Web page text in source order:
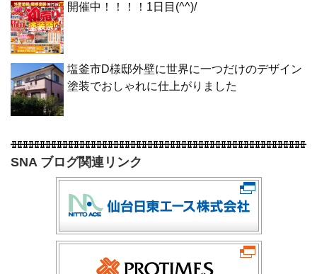
開催中！！！！1日目(^^)/
塩釜市D様邸外壁に世界に一つだけのデザイン
塗装でおしゃれに仕上がりました
SNA ブログ関連リンク